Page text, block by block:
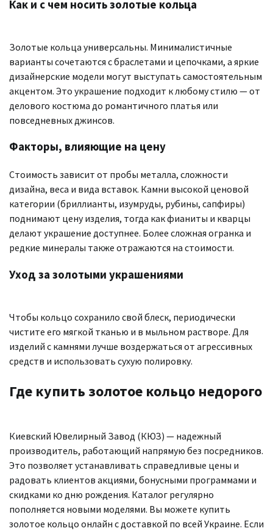
Как и с чем носить золотые кольца
Золотые кольца универсальны. Минималистичные
варианты сочетаются с браслетами и цепочками, а яркие
дизайнерские модели могут выступать самостоятельным
акцентом. Это украшение подходит к любому стилю — от
делового костюма до романтичного платья или
повседневных джинсов.
Факторы, влияющие на цену
Стоимость зависит от пробы металла, сложности
дизайна, веса и вида вставок. Камни высокой ценовой
категории (бриллианты, изумруды, рубины, сапфиры)
поднимают цену изделия, тогда как фианиты и кварцы
делают украшение доступнее. Более сложная огранка и
редкие минералы также отражаются на стоимости.
Уход за золотыми украшениями
Чтобы кольцо сохранило свой блеск, периодически
чистите его мягкой тканью и в мыльном растворе. Для
изделий с камнями лучше воздержаться от агрессивных
средств и использовать сухую полировку.
Где купить золотое кольцо недорого
Киевский Ювелирный Завод (КЮЗ) — надежный
производитель, работающий напрямую без посредников.
Это позволяет устанавливать справедливые цены и
радовать клиентов акциями, бонусными программами и
скидками ко дню рождения. Каталог регулярно
пополняется новыми моделями. Вы можете купить
золотое кольцо онлайн с доставкой по всей Украине. Если